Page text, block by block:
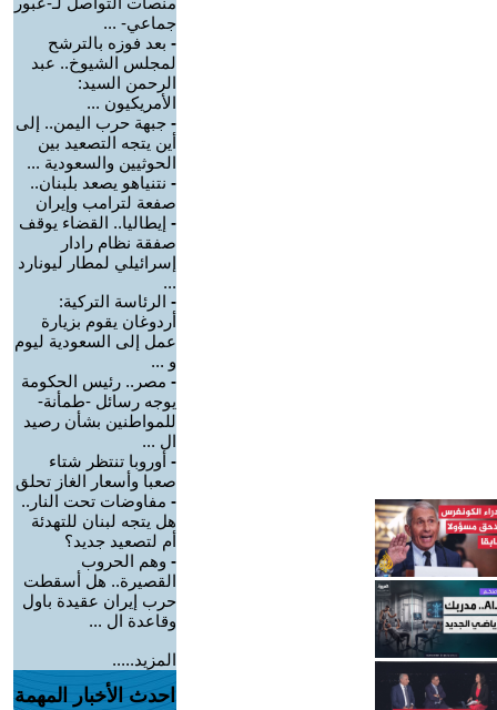
جماعي- ...
- بعد فوزه بالترشح
لمجلس الشيوخ.. عبد
الرحمن السيد:
الأمريكيون ...
- جبهة حرب اليمن.. إلى
أين يتجه التصعيد بين
الحوثيين والسعودية ...
- نتنياهو يصعد بلبنان..
صفعة لترامب وإيران
- إيطاليا.. القضاء يوقف
صفقة نظام رادار
إسرائيلي لمطار ليونارد
...
- الرئاسة التركية:
أردوغان يقوم بزيارة
عمل إلى السعودية ليوم
و ...
- مصر.. رئيس الحكومة
يوجه رسائل -طمأنة-
للمواطنين بشأن رصيد
ال ...
- أوروبا تنتظر شتاء
صعبا وأسعار الغاز تحلق
- مفاوضات تحت النار..
هل يتجه لبنان للتهدئة
أم لتصعيد جديد؟
- وهم الحروب
القصيرة.. هل أسقطت
حرب إيران عقيدة باول
وقاعدة ال ...
المزيد.....
احدث الأخبار المهمة